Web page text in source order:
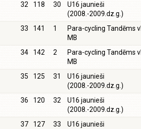
32 118 30
U16 jaunieši
(2008.-2009.dz.g.)
33 141 1
Para-cycling Tandēms
MB
34 142 2
Para-cycling Tandēms
MB
35 125 31
U16 jaunieši
(2008.-2009.dz.g.)
36 120 32
U16 jaunieši
(2008.-2009.dz.g.)
37 127 33
U16 jaunieši